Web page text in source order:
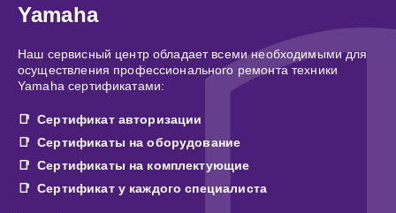
Yamaha
Наш сервисный центр обладает всеми необходимыми для
осуществления профессионального ремонта техники
Yamaha сертификатами:
Сертификат авторизации
Сертификаты на оборудование
Сертификаты на комплектующие
Сертификат у каждого специалиста